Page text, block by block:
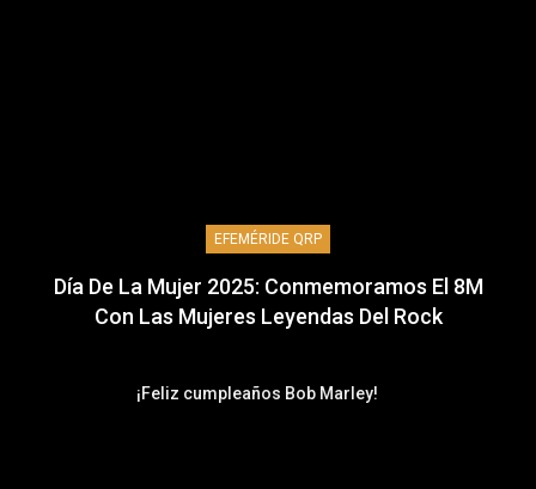
EFEMÉRIDE QRP
Día De La Mujer 2025: Conmemoramos El 8M
Con Las Mujeres Leyendas Del Rock
¡Feliz cumpleaños Bob Marley!